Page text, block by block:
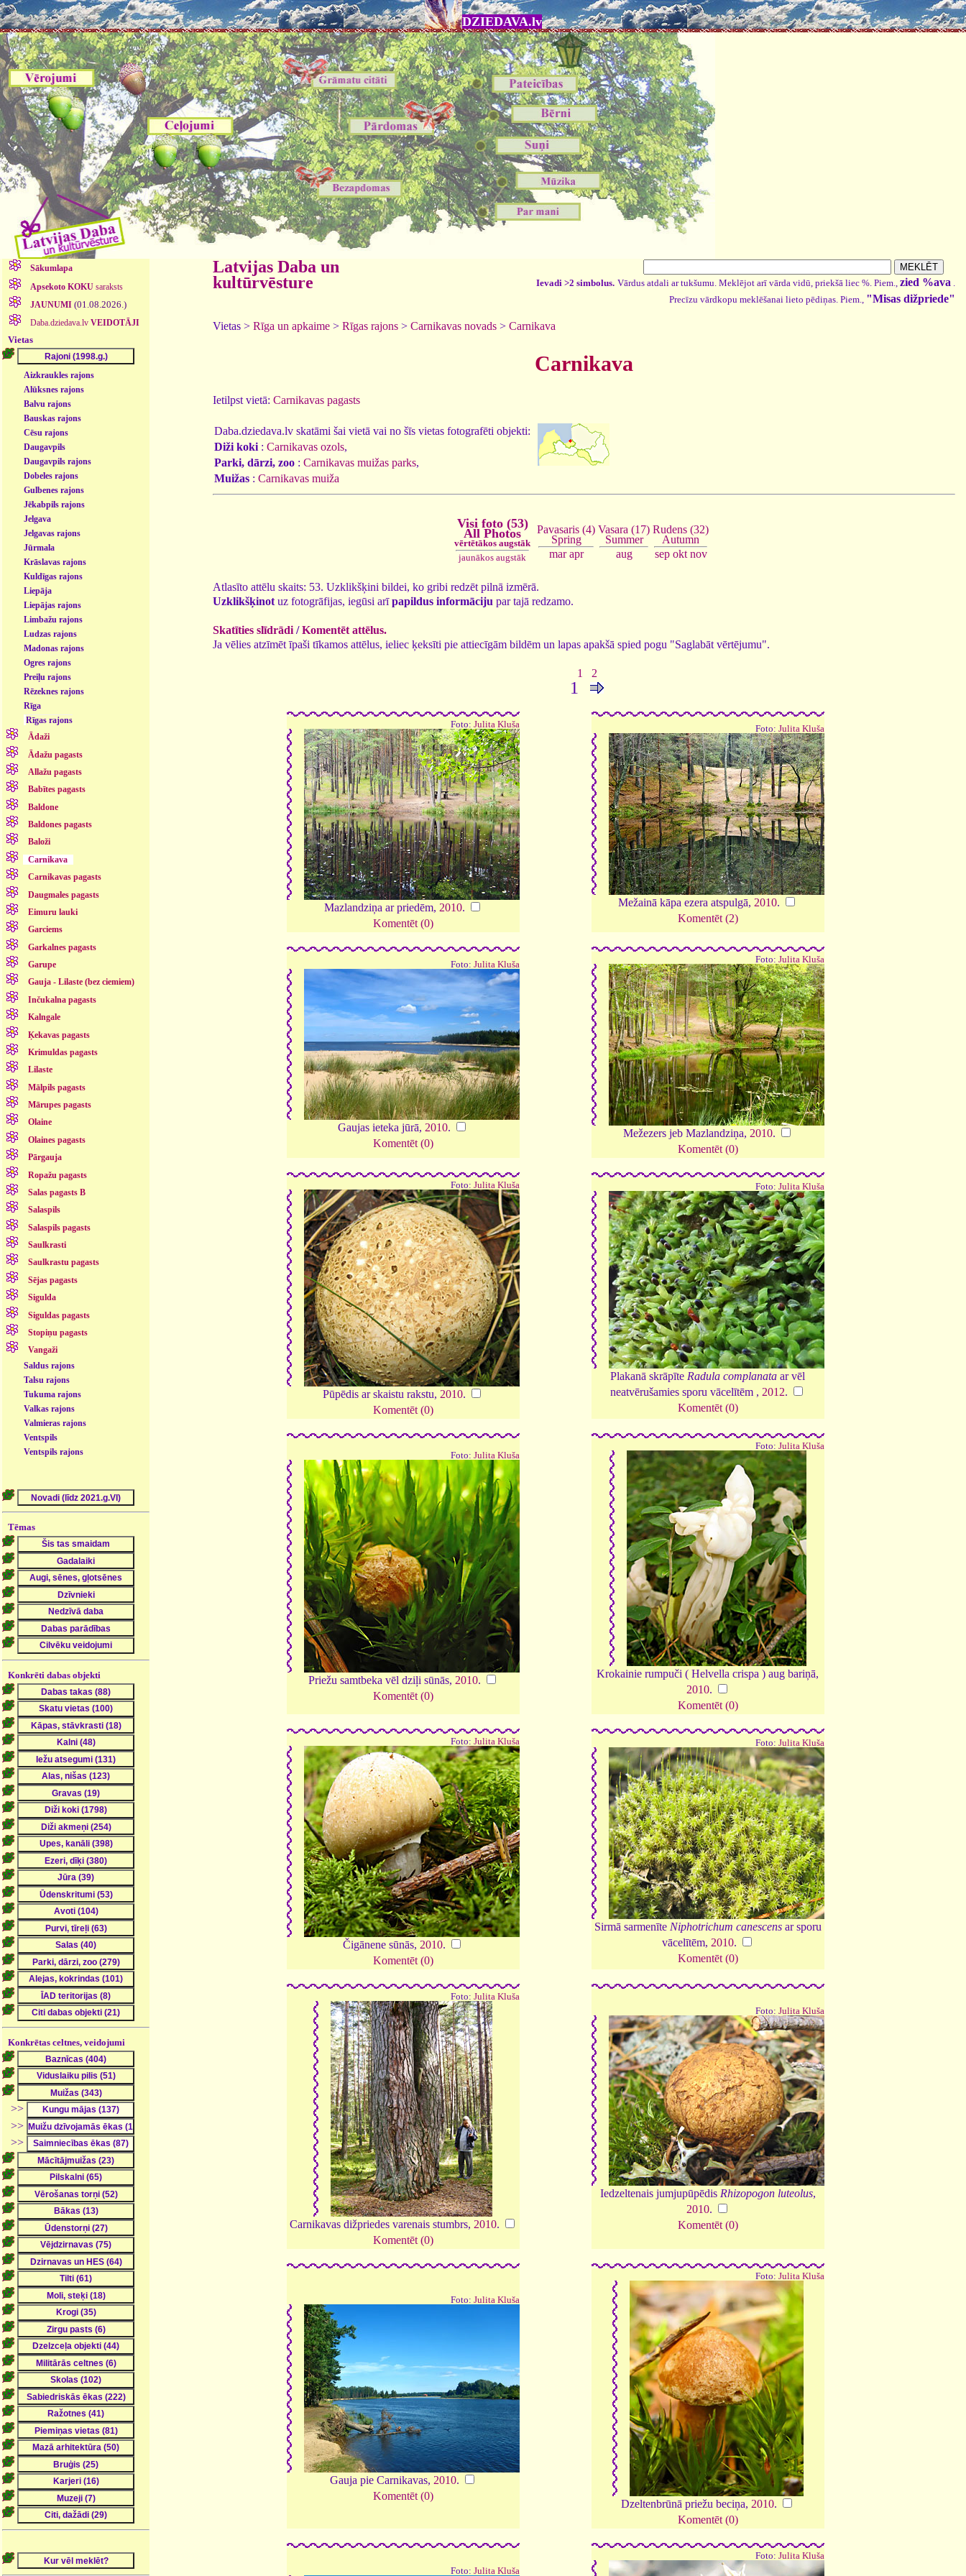
DZIEDAVA.lv
Sākumlapa
Apsekoto KOKUsaraksts
JAUNUMI (01.08.2026.)
Daba.dziedava.lv VEIDOTĀJI
Vietas
Aizkraukles rajons
Alūksnes rajons
Balvu rajons
Bauskas rajons
Cēsu rajons
Daugavpils
Daugavpils rajons
Dobeles rajons
Gulbenes rajons
Jēkabpils rajons
Jelgava
Jelgavas rajons
Jūrmala
Krāslavas rajons
Kuldīgas rajons
Liepāja
Liepājas rajons
Limbažu rajons
Ludzas rajons
Madonas rajons
Ogres rajons
Preiļu rajons
Rēzeknes rajons
Rīga
Rīgas rajons
Ādaži
Ādažu pagasts
Allažu pagasts
Babītes pagasts
Baldone
Baldones pagasts
Baloži
Carnikava
Carnikavas pagasts
Daugmales pagasts
Eimuru lauki
Garciems
Garkalnes pagasts
Garupe
Gauja - Lilaste (bez ciemiem)
Inčukalna pagasts
Kalngale
Ķekavas pagasts
Krimuldas pagasts
Lilaste
Mālpils pagasts
Mārupes pagasts
Olaine
Olaines pagasts
Pārgauja
Ropažu pagasts
Salas pagasts B
Salaspils
Salaspils pagasts
Saulkrasti
Saulkrastu pagasts
Sējas pagasts
Sigulda
Siguldas pagasts
Stopiņu pagasts
Vangaži
Saldus rajons
Talsu rajons
Tukuma rajons
Valkas rajons
Valmieras rajons
Ventspils
Ventspils rajons
Tēmas
Konkrēti dabas objekti
Konkrētas celtnes, veidojumi
>>
>>
>>
Latvijas Daba un
kultūrvēsture
Ievadi >2 simbolus. Vārdus atdali ar tukšumu. Meklējot arī vārda vidū, priekšā liec %. Piem., zied %ava .
Precīzu vārdkopu meklēšanai lieto pēdiņas. Piem., "Misas dižpriede"
Vietas > Rīga un apkaime > Rīgas rajons > Carnikavas novads > Carnikava
Carnikava
Ietilpst vietā: Carnikavas pagasts
Daba.dziedava.lv skatāmi šai vietā vai no šīs vietas fotografēti objekti:
Diži koki : Carnikavas ozols,
Parki, dārzi, zoo : Carnikavas muižas parks,
Muižas : Carnikavas muiža
Visi foto (53)
All Photos
vērtētākos augstāk
jaunākos augstāk
Pavasaris (4)
Spring
mar apr
Vasara (17)
Summer
aug
Rudens (32)
Autumn
sep okt nov
Atlasīto attēlu skaits: 53. Uzklikšķini bildei, ko gribi redzēt pilnā izmērā.
Uzklikšķinot uz fotogrāfijas, iegūsi arīpapildus informāciju par tajā redzamo.
Skatīties slīdrādi /Komentēt attēlus.
Ja vēlies atzīmēt īpaši tīkamos attēlus, ieliec ķeksīti pie attiecīgām bildēm un lapas apakšā spied pogu "Saglabāt vērtējumu".
1 2
1
Foto: Julita Kluša
Mazlandziņa ar priedēm, 2010.
Komentēt (0)
Foto: Julita Kluša
Mežainā kāpa ezera atspulgā, 2010.
Komentēt (2)
Foto: Julita Kluša
Gaujas ieteka jūrā, 2010.
Komentēt (0)
Foto: Julita Kluša
Mežezers jeb Mazlandziņa, 2010.
Komentēt (0)
Foto: Julita Kluša
Pūpēdis ar skaistu rakstu, 2010.
Komentēt (0)
Foto: Julita Kluša
Plakanā skrāpīte Radula complanata ar vēl
neatvērušamies sporu vācelītēm , 2012.
Komentēt (0)
Foto: Julita Kluša
Priežu samtbeka vēl dziļi sūnās, 2010.
Komentēt (0)
Foto: Julita Kluša
Krokainie rumpuči ( Helvella crispa ) aug bariņā,
2010.
Komentēt (0)
Foto: Julita Kluša
Čigānene sūnās, 2010.
Komentēt (0)
Foto: Julita Kluša
Sirmā sarmenīte Niphotrichum canescensar sporu
vācelītēm, 2010.
Komentēt (0)
Foto: Julita Kluša
Carnikavas dižpriedes varenais stumbrs, 2010.
Komentēt (0)
Foto: Julita Kluša
Iedzeltenais jumjupūpēdis Rhizopogon luteolus,
2010.
Komentēt (0)
Foto: Julita Kluša
Gauja pie Carnikavas, 2010.
Komentēt (0)
Foto: Julita Kluša
Dzeltenbrūnā priežu beciņa, 2010.
Komentēt (0)
Foto: Julita Kluša
Foto: Julita Kluša